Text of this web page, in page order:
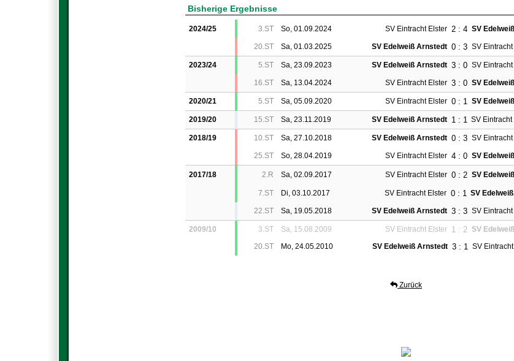
Bisherige Ergebnisse
2024/25 3.ST So, 01.09.2024 SV Eintracht Elster 2 : 4 SV
20.ST Sa, 01.03.2025 SV Edelweiß Arnstedt 0 : 3 SV
2023/24 5.ST Sa, 23.09.2023 SV Edelweiß Arnstedt 3 : 0 SV
16.ST Sa, 13.04.2024 SV Eintracht Elster 3 : 0 SV
2020/21 5.ST Sa, 05.09.2020 SV Eintracht Elster 0 : 1 SV
2019/20 15.ST Sa, 23.11.2019 SV Edelweiß Arnstedt 1 : 1 SV Eintracht
2018/19 10.ST Sa, 27.10.2018 SV Edelweiß Arnstedt 0 : 3 SV
25.ST So, 28.04.2019 SV Eintracht Elster 4 : 0 SV
2017/18 2.R Sa, 02.09.2017 SV Eintracht Elster 0 : 2 SV
7.ST Di, 03.10.2017 SV Eintracht Elster 0 : 1 SV
22.ST Sa, 19.05.2018 SV Edelweiß Arnstedt 3 : 3 SV
2009/10 3.ST Sa, 15.08.2009 SV Eintracht Elster 1 : 2 SV
20.ST
Mo, 24.05.2010 SV Edelweiß Arnstedt 3 : 1 SV
Zurück